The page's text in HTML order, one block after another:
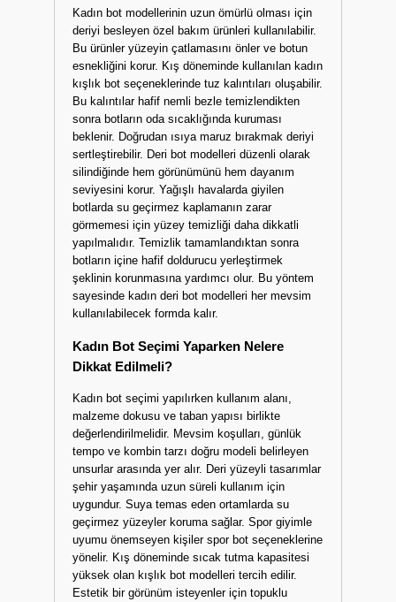
Kadın bot modellerinin uzun ömürlü olması için
deriyi besleyen özel bakım ürünleri kullanılabilir.
Bu ürünler yüzeyin çatlamasını önler ve botun
esnekliğini korur. Kış döneminde kullanılan kadın
kışlık bot seçeneklerinde tuz kalıntıları oluşabilir.
Bu kalıntılar hafif nemli bezle temizlendikten
sonra botların oda sıcaklığında kuruması
beklenir. Doğrudan ısıya maruz bırakmak deriyi
sertleştirebilir. Deri bot modelleri düzenli olarak
silindiğinde hem görünümünü hem dayanım
seviyesini korur. Yağışlı havalarda giyilen
botlarda su geçirmez kaplamanın zarar
görmemesi için yüzey temizliği daha dikkatli
yapılmalıdır. Temizlik tamamlandıktan sonra
botların içine hafif doldurucu yerleştirmek
şeklinin korunmasına yardımcı olur. Bu yöntem
sayesinde kadın deri bot modelleri her mevsim
kullanılabilecek formda kalır.
Kadın Bot Seçimi Yaparken Nelere
Dikkat Edilmeli?
Kadın bot seçimi yapılırken kullanım alanı,
malzeme dokusu ve taban yapısı birlikte
değerlendirilmelidir. Mevsim koşulları, günlük
tempo ve kombin tarzı doğru modeli belirleyen
unsurlar arasında yer alır. Deri yüzeyli tasarımlar
şehir yaşamında uzun süreli kullanım için
uygundur. Suya temas eden ortamlarda su
geçirmez yüzeyler koruma sağlar. Spor giyimle
uyumu önemseyen kişiler spor bot seçeneklerine
yönelir. Kış döneminde sıcak tutma kapasitesi
yüksek olan kışlık bot modelleri tercih edilir.
Estetik bir görünüm isteyenler için topuklu